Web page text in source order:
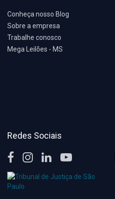
Conheça nosso Blog
Sobre a empresa
Trabalhe conosco
Mega Leilões - MS
Redes Sociais